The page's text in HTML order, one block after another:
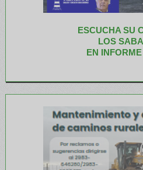
ESCUCHA SU
LOS
EN